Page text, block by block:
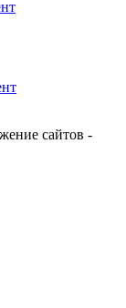
сайтов -